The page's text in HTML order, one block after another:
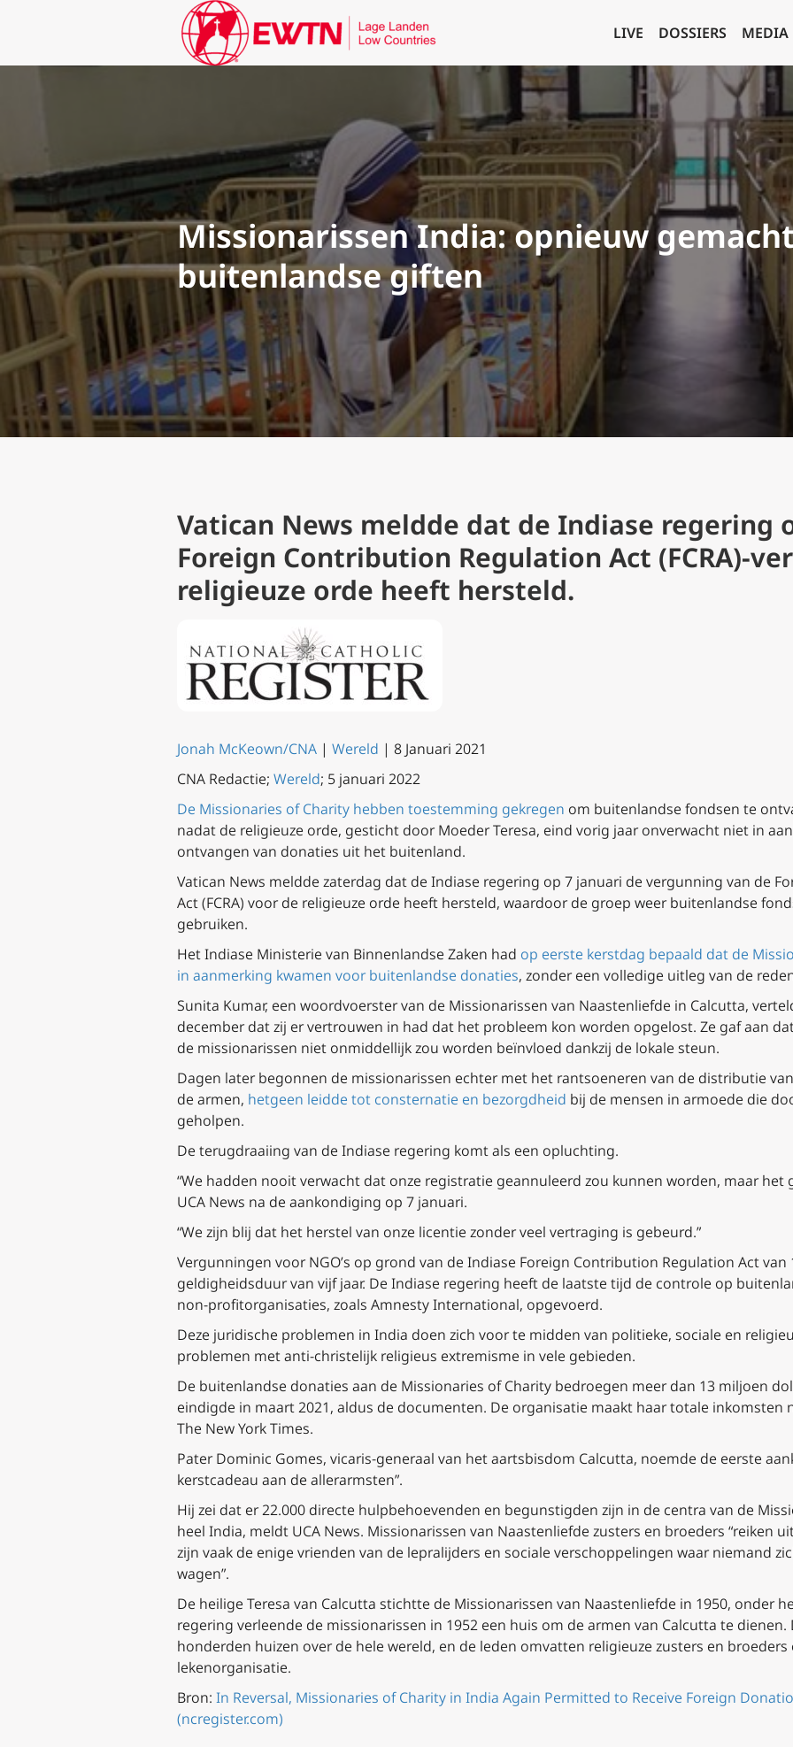
LIVE DOSSIERS MEDIA
Missionarissen India: opnieuw
buitenlandse giften
Vatican News meldde dat de Indiase regering
Foreign Contribution Regulation Act (FCRA)-
religieuze orde heeft hersteld.
Jonah McKeown/CNA | Wereld | 8 Januari 2021
CNA Redactie; Wereld; 5 januari 2022
De Missionaries of Charity hebben toestemming gekregen om buitenlandse fondsen te
nadat de religieuze orde, gesticht door Moeder Teresa, eind vorig jaar onverwacht niet in
ontvangen van donaties uit het buitenland.
Vatican News meldde zaterdag dat de Indiase regering op 7 januari de vergunning van de
Act (FCRA) voor de religieuze orde heeft hersteld, waardoor de groep weer buitenlandse
gebruiken.
Het Indiase Ministerie van Binnenlandse Zaken had op eerste kerstdag bepaald dat de
in aanmerking kwamen voor buitenlandse donaties, zonder een volledige uitleg van de
Sunita Kumar, een woordvoerster van de Missionarissen van Naastenliefde in Calcutta,
december dat zij er vertrouwen in had dat het probleem kon worden opgelost. Ze gaf aan
de missionarissen niet onmiddellijk zou worden beïnvloed dankzij de lokale steun.
Dagen later begonnen de missionarissen echter met het rantsoeneren van de distributie
de armen, hetgeen leidde tot consternatie en bezorgdheid bij de mensen in armoede die
geholpen.
De terugdraaiing van de Indiase regering komt als een opluchting.
“We hadden nooit verwacht dat onze registratie geannuleerd zou kunnen worden, maar het
UCA News na de aankondiging op 7 januari.
“We zijn blij dat het herstel van onze licentie zonder veel vertraging is gebeurd.”
Vergunningen voor NGO’s op grond van de Indiase Foreign Contribution Regulation Act van
geldigheidsduur van vijf jaar. De Indiase regering heeft de laatste tijd de controle op
non-profitorganisaties, zoals Amnesty International, opgevoerd.
Deze juridische problemen in India doen zich voor te midden van politieke, sociale en
problemen met anti-christelijk religieus extremisme in vele gebieden.
De buitenlandse donaties aan de Missionaries of Charity bedroegen meer dan 13 miljoen
eindigde in maart 2021, aldus de documenten. De organisatie maakt haar totale inkomsten
The New York Times.
Pater Dominic Gomes, vicaris-generaal van het aartsbisdom Calcutta, noemde de eerste
kerstcadeau aan de allerarmsten”.
Hij zei dat er 22.000 directe hulpbehoevenden en begunstigden zijn in de centra van de
heel India, meldt UCA News. Missionarissen van Naastenliefde zusters en broeders “reiken
zijn vaak de enige vrienden van de lepralijders en sociale verschoppelingen waar niemand
wagen”.
De heilige Teresa van Calcutta stichtte de Missionarissen van Naastenliefde in 1950, onder
regering verleende de missionarissen in 1952 een huis om de armen van Calcutta te
honderden huizen over de hele wereld, en de leden omvatten religieuze zusters en broeders
lekenorganisatie.
Bron: In Reversal, Missionaries of Charity in India Again Permitted to Receive Foreign
(ncregister.com)